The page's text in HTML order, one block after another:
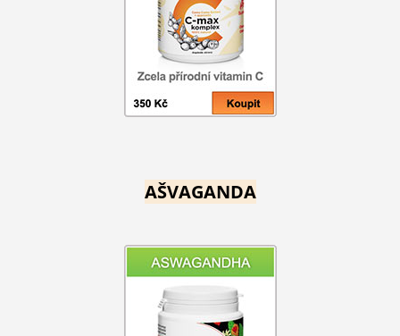
AŠVAGANDA